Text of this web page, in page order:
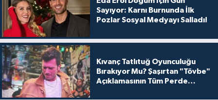
Sayıyor: Karnı Burnunda İlk
Pozlar Sosyal Medyayı Salladı!
Kıvanç Tatlıtuğ Oyunculuğu
Bırakıyor Mu? Şaşırtan "Tövbe"
Açıklamasının Tüm Perde